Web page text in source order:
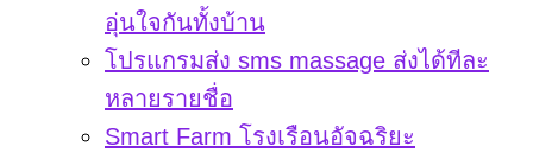
อุ่นใจกันทั้งบ้าน
โปรแกรมส่ง sms massage ส่งได้ทีละ
หลายรายชื่อ
Smart Farm โรงเรือนอัจฉริยะ